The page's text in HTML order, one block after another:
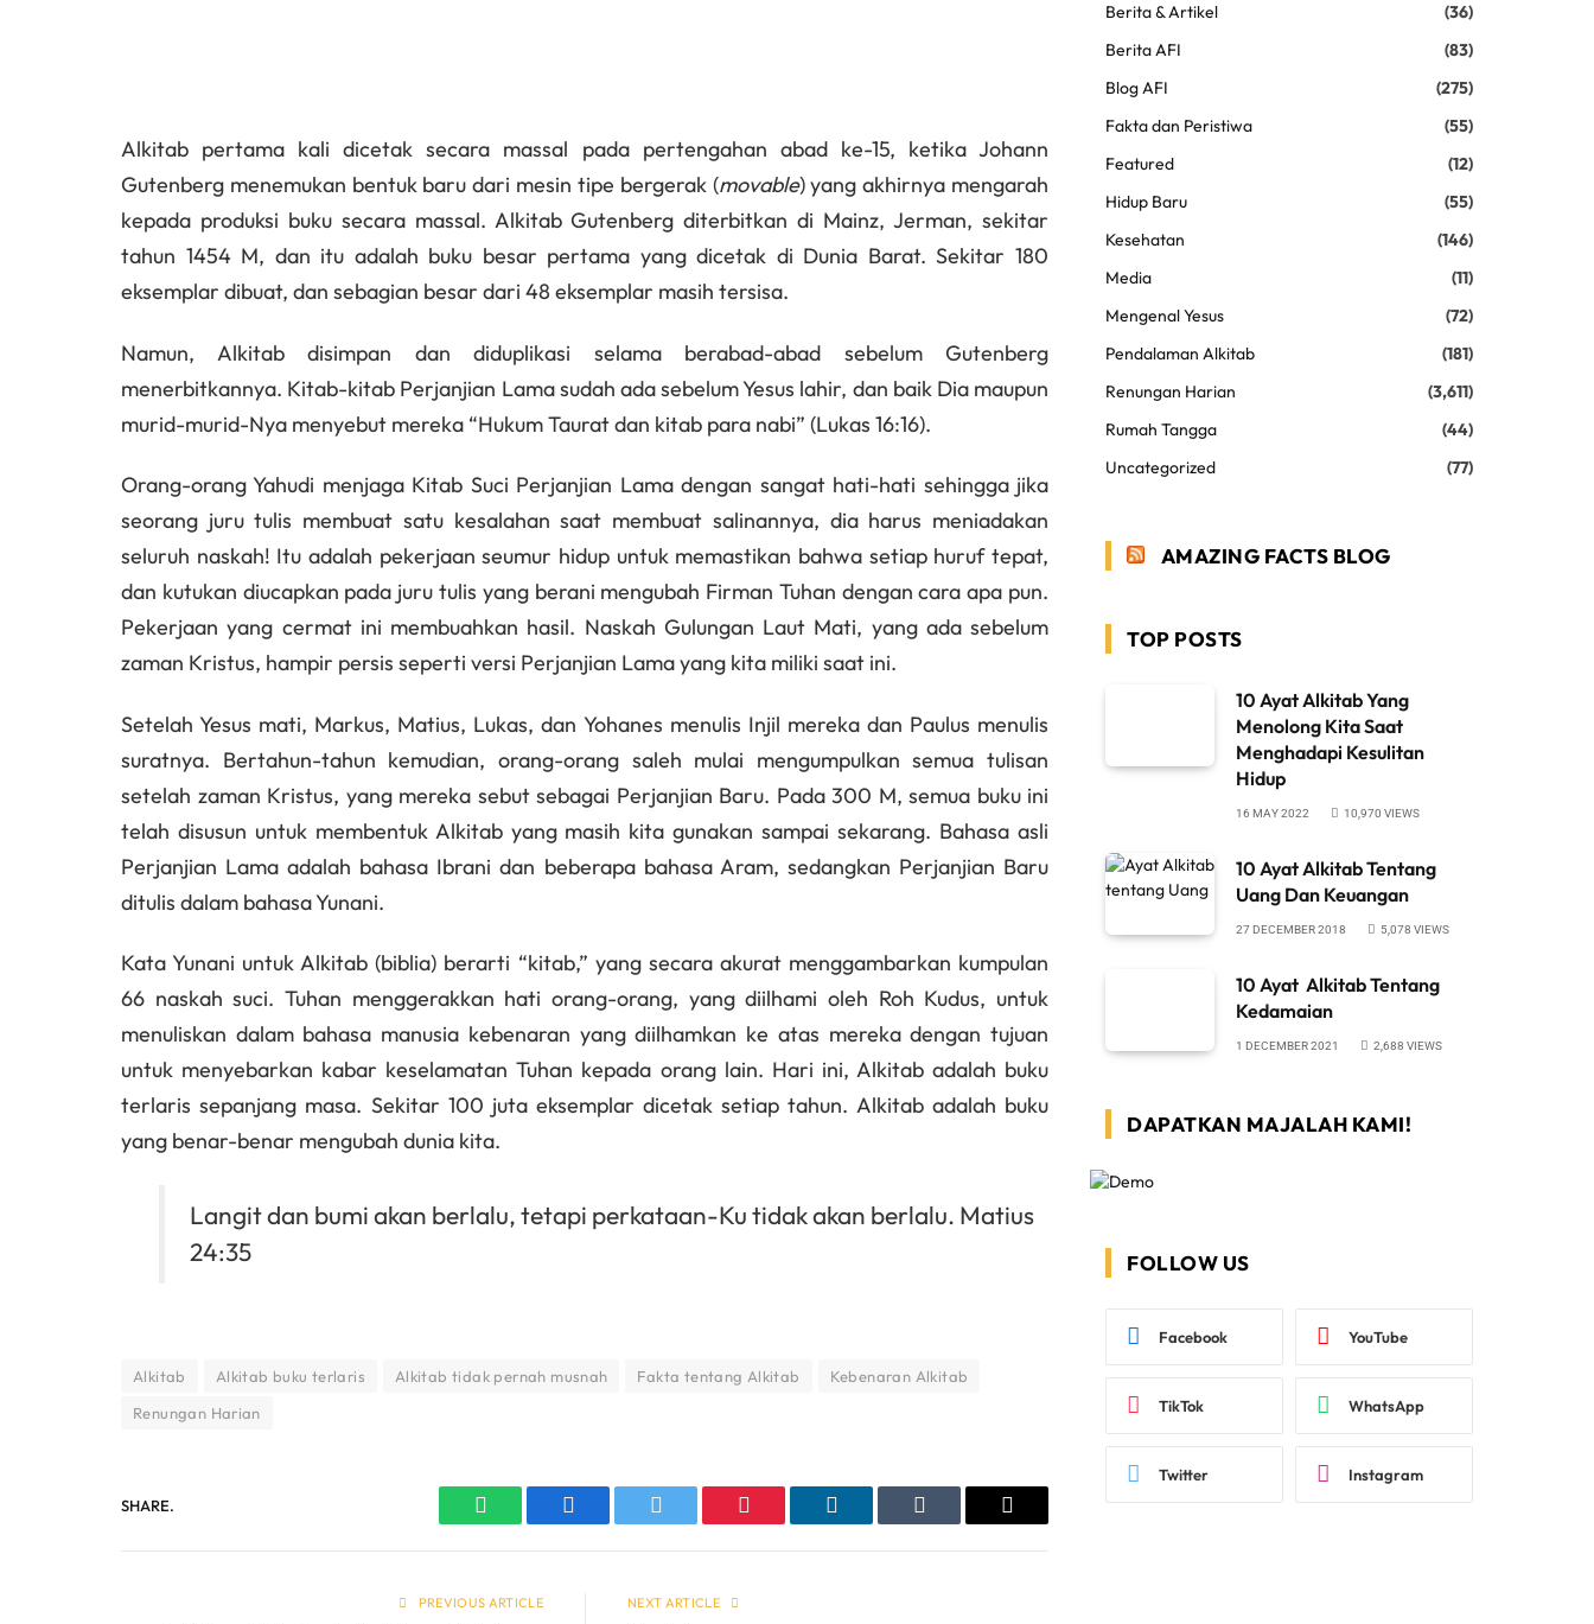
Alkitab pertama kali dicetak secara massal pada pertengahan abad ke-15, ketika Johann
Gutenberg menemukan bentuk baru dari mesin tipe bergerak (movable) yang akhirnya mengarah
kepada produksi buku secara massal. Alkitab Gutenberg diterbitkan di Mainz, Jerman, sekitar
tahun 1454 M, dan itu adalah buku besar pertama yang dicetak di Dunia Barat. Sekitar 180
eksemplar dibuat, dan sebagian besar dari 48 eksemplar masih tersisa.
Namun, Alkitab disimpan dan diduplikasi selama berabad-abad sebelum Gutenberg
menerbitkannya. Kitab-kitab Perjanjian Lama sudah ada sebelum Yesus lahir, dan baik Dia maupun
murid-murid-Nya menyebut mereka “Hukum Taurat dan kitab para nabi” (Lukas 16:16).
Orang-orang Yahudi menjaga Kitab Suci Perjanjian Lama dengan sangat hati-hati sehingga jika
seorang juru tulis membuat satu kesalahan saat membuat salinannya, dia harus meniadakan
seluruh naskah! Itu adalah pekerjaan seumur hidup untuk memastikan bahwa setiap huruf tepat,
dan kutukan diucapkan pada juru tulis yang berani mengubah Firman Tuhan dengan cara apa pun.
Pekerjaan yang cermat ini membuahkan hasil. Naskah Gulungan Laut Mati, yang ada sebelum
zaman Kristus, hampir persis seperti versi Perjanjian Lama yang kita miliki saat ini.
Setelah Yesus mati, Markus, Matius, Lukas, dan Yohanes menulis Injil mereka dan Paulus menulis
suratnya. Bertahun-tahun kemudian, orang-orang saleh mulai mengumpulkan semua tulisan
setelah zaman Kristus, yang mereka sebut sebagai Perjanjian Baru. Pada 300 M, semua buku ini
telah disusun untuk membentuk Alkitab yang masih kita gunakan sampai sekarang. Bahasa asli
Perjanjian Lama adalah bahasa Ibrani dan beberapa bahasa Aram, sedangkan Perjanjian Baru
ditulis dalam bahasa Yunani.
Kata Yunani untuk Alkitab (biblia) berarti “kitab,” yang secara akurat menggambarkan kumpulan
66 naskah suci. Tuhan menggerakkan hati orang-orang, yang diilhami oleh Roh Kudus, untuk
menuliskan dalam bahasa manusia kebenaran yang diilhamkan ke atas mereka dengan tujuan
untuk menyebarkan kabar keselamatan Tuhan kepada orang lain. Hari ini, Alkitab adalah buku
terlaris sepanjang masa. Sekitar 100 juta eksemplar dicetak setiap tahun. Alkitab adalah buku
yang benar-benar mengubah dunia kita.
Langit dan bumi akan berlalu, tetapi perkataan-Ku tidak akan berlalu. Matius
24:35
Alkitab Alkitab buku terlaris Alkitab tidak pernah musnah Fakta tentang Alkitab
Kebenaran Alkitab
Renungan Harian
SHARE.
WhatsAppFacebook Twitter Pinterest LinkedIn Tumblr Email
PREVIOUS ARTICLE NEXT ARTICLE
Berita & Artikel
(36)
Berita AFI
(83)
Blog AFI
(275)
Fakta dan Peristiwa
(55)
Featured
(12)
Hidup Baru
(55)
Kesehatan
(146)
Media
(11)
Mengenal Yesus
(72)
Pendalaman Alkitab
(181)
Renungan Harian
(3,611)
Rumah Tangga
(44)
Uncategorized
(77)
AMAZING FACTS BLOG
TOP POSTS
10 Ayat Alkitab Yang
Menolong Kita Saat
Menghadapi Kesulitan
Hidup
16 MAY 2022 10,970 VIEWS
10 Ayat Alkitab Tentang
Uang Dan Keuangan
27 DECEMBER 2018 5,078 VIEWS
10 Ayat Alkitab Tentang
Kedamaian
1 DECEMBER 2021 2,688 VIEWS
DAPATKAN MAJALAH KAMI!
FOLLOW US
Facebook YouTube
TikTok WhatsApp
Twitter Instagram